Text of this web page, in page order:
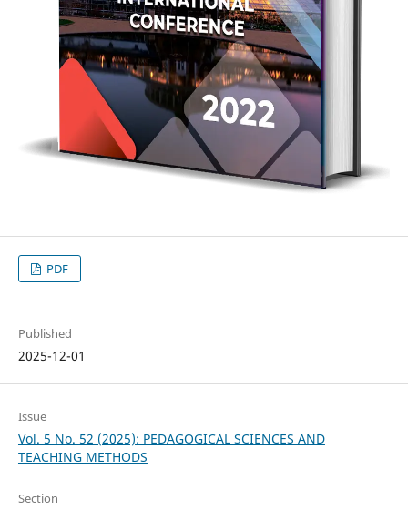
PDF
Published
2025-12-01
Issue
Vol. 5 No. 52 (2025): PEDAGOGICAL SCIENCES AND
TEACHING METHODS
Section